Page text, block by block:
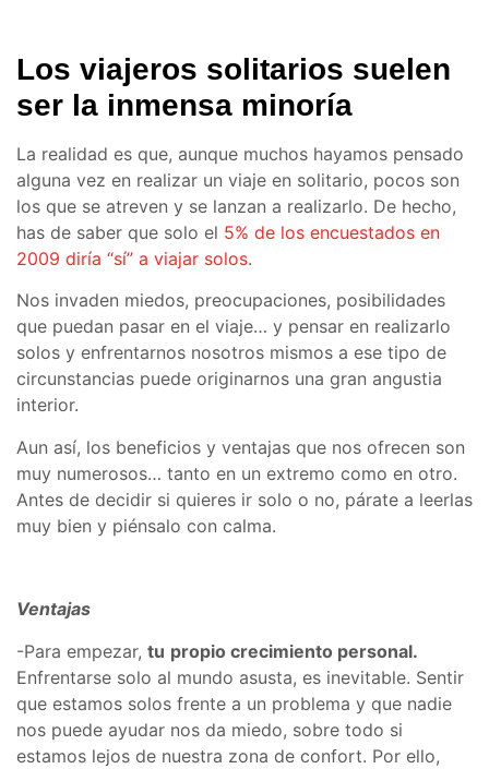
Los viajeros solitarios suelen
ser la inmensa minoría
La realidad es que, aunque muchos hayamos pensado
alguna vez en realizar un viaje en solitario, pocos son
los que se atreven y se lanzan a realizarlo. De hecho,
has de saber que solo el 5% de los encuestados en
2009 diría “sí” a viajar solos.
Nos invaden miedos, preocupaciones, posibilidades
que puedan pasar en el viaje… y pensar en realizarlo
solos y enfrentarnos nosotros mismos a ese tipo de
circunstancias puede originarnos una gran angustia
interior.
Aun así, los beneficios y ventajas que nos ofrecen son
muy numerosos… tanto en un extremo como en otro.
Antes de decidir si quieres ir solo o no, párate a leerlas
muy bien y piénsalo con calma.
Ventajas
-Para empezar, tu propio crecimiento personal.
Enfrentarse solo al mundo asusta, es inevitable. Sentir
que estamos solos frente a un problema y que nadie
nos puede ayudar nos da miedo, sobre todo si
estamos lejos de nuestra zona de confort. Por ello,